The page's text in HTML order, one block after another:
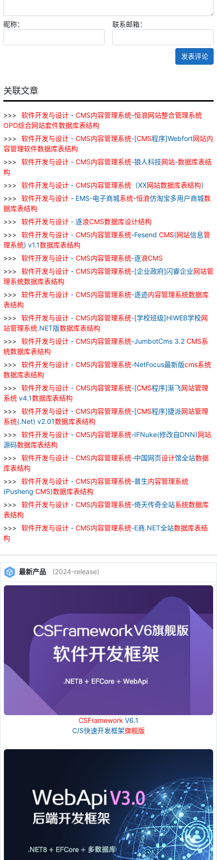
昵称： 联系邮箱：
发表评论
关联文章
软件开发与设计 - CMS内容管理系统-恒浪网站整合管理系统
OPD综合网站套件数据库表结构
软件开发与设计 - CMS内容管理系统-[CMS程序]Webfort网站内
容管理软件数据库表结构
软件开发与设计 - CMS内容管理系统-狼人科技网站-数据库表结
构
软件开发与设计 - CMS内容管理系统 （XX网站数据库表结构）
软件开发与设计 - EMS-电子商城系统-恒浪仿淘宝多用户商城数
据库表结构
软件开发与设计 - 逐浪CMS数据库设计结构
软件开发与设计 - CMS内容管理系统-Fesend CMS(网站信息管
理系统) v1.1数据库表结构
软件开发与设计 - CMS内容管理系统-逐浪CMS
软件开发与设计 - CMS内容管理系统-[企业政府]闪睿企业网站管
理系统数据库表结构
软件开发与设计 - CMS内容管理系统-逐迹内容管理系统数据库
表结构
软件开发与设计 - CMS内容管理系统-[学校班级]HIWEB学校网
站管理系统.NET版数据库表结构
软件开发与设计 - CMS内容管理系统-JumbotCms 3.2 CMS系
统数据库表结构
软件开发与设计 - CMS内容管理系统-NetFocus最新版cms系统
数据库表结构
软件开发与设计 - CMS内容管理系统-[CMS程序]渐飞网站管理
系统 v4.1数据库表结构
软件开发与设计 - CMS内容管理系统-[CMS程序]捷派网站管理
系统(.Net) v2.01数据库表结构
软件开发与设计 - CMS内容管理系统-IFNuke(修改自DNN)网站
源码数据库表结构
软件开发与设计 - CMS内容管理系统-中国网页设计馆全站数据
库表结构
软件开发与设计 - CMS内容管理系统-普生内容管理系统
(Pusheng CMS)数据库表结构
软件开发与设计 - CMS内容管理系统-倚天传奇全站系统数据库
表结构
软件开发与设计 - CMS内容管理系统-E商.NET全站数据库表结
构
最新产品 (2024-release)
CSFramework V6.1
C/S快速开发框架旗舰版